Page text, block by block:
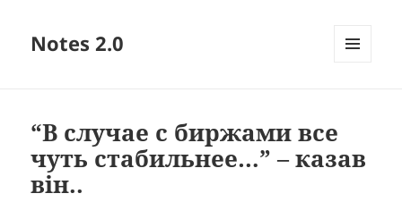
Notes 2.0
“В случае с биржами все
чуть стабильнее…” – казав
він..